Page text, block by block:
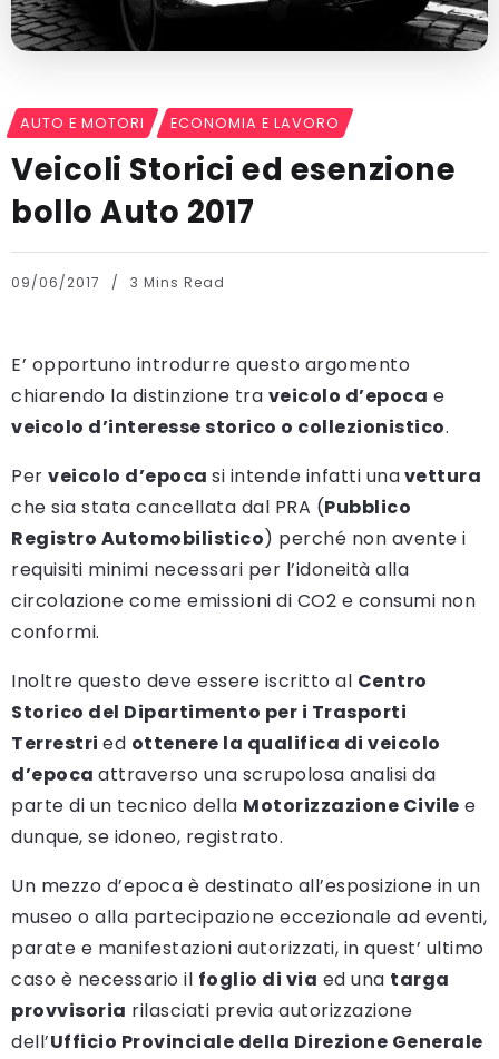
AUTO E MOTORI ECONOMIA E LAVORO
Veicoli Storici ed esenzione
bollo Auto 2017
09/06/2017 3 Mins Read
E’ opportuno introdurre questo argomento
chiarendo la distinzione tra veicolo d’epoca e
veicolo d’interesse storico o collezionistico.
Per veicolo d’epoca si intende infatti unavettura
che sia stata cancellata dal PRA (Pubblico
Registro Automobilistico) perché non avente i
requisiti minimi necessari per l’idoneità alla
circolazione come emissioni di CO2 e consumi non
conformi.
Inoltre questo deve essere iscritto al Centro
Storico del Dipartimento per i Trasporti
Terrestri ed ottenere la qualifica di veicolo
d’epoca attraverso una scrupolosa analisi da
parte di un tecnico della Motorizzazione Civile e
dunque, se idoneo, registrato.
Un mezzo d’epoca è destinato all’esposizione in un
museo o alla partecipazione eccezionale ad eventi,
parate e manifestazioni autorizzati, in quest’ ultimo
caso è necessario il foglio di via ed una targa
provvisoria rilasciati previa autorizzazione
dell’Ufficio Provinciale della Direzione Generale